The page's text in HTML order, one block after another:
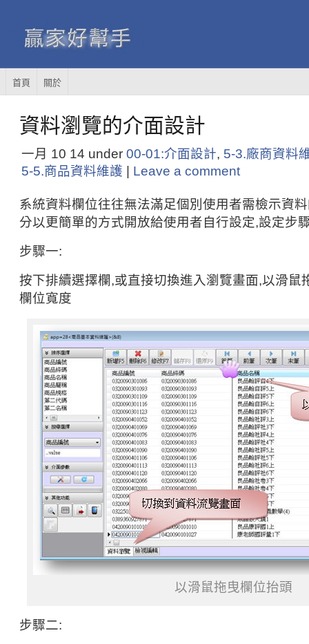
首頁 關於
資料瀏覽的介面設計
一月 10 14 under 00-01:介面設計, 5-3.廠商資料
5-5.商品資料維護
Leave a comment
系統資料欄位往往無法滿足個別使用者需檢示資
分以更簡單的方式開放給使用者自行設定,設定步
步驟一:
按下排續選擇欄,或直接切換進入瀏覽畫面,以滑鼠
欄位寬度
以滑鼠拖曳欄位抬頭
步驟二: